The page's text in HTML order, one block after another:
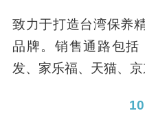
致力于打造台湾保养
品牌。销售通路包括
发、家乐福、天猫、